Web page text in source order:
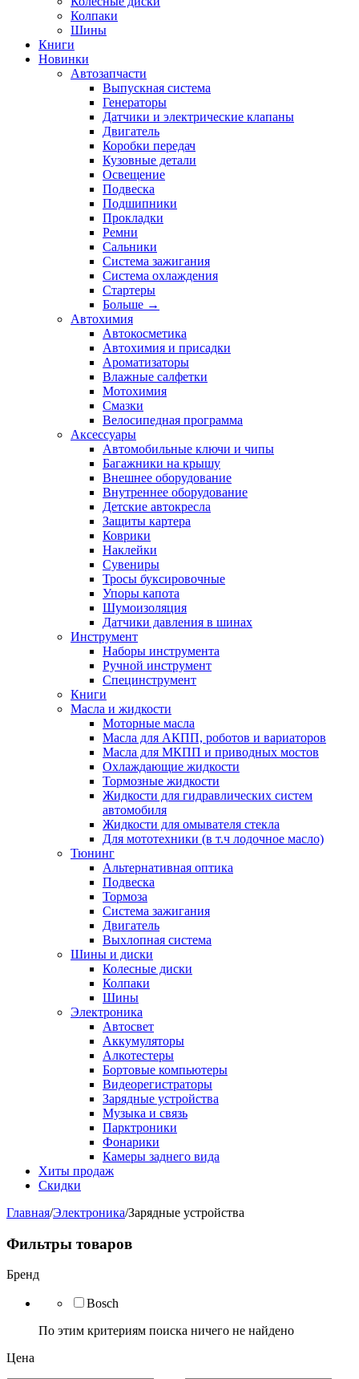
Колпаки
Шины
Книги
Новинки
Автозапчасти
Выпускная система
Генераторы
Датчики и электрические клапаны
Двигатель
Коробки передач
Кузовные детали
Освещение
Подвеска
Подшипники
Прокладки
Ремни
Сальники
Система зажигания
Система охлаждения
Стартеры
Больше →
Автохимия
Автокосметика
Автохимия и присадки
Ароматизаторы
Влажные салфетки
Мотохимия
Смазки
Велосипедная программа
Аксессуары
Автомобильные ключи и чипы
Багажники на крышу
Внешнее оборудование
Внутреннее оборудование
Детские автокресла
Защиты картера
Коврики
Наклейки
Сувениры
Тросы буксировочные
Упоры капота
Шумоизоляция
Датчики давления в шинах
Инструмент
Наборы инструмента
Ручной инструмент
Специнструмент
Книги
Масла и жидкости
Моторные масла
Масла для АКПП, роботов и вариаторов
Масла для МКПП и приводных мостов
Охлаждающие жидкости
Тормозные жидкости
Жидкости для гидравлических систем
автомобиля
Жидкости для омывателя стекла
Для мототехники (в т.ч лодочное масло)
Тюнинг
Альтернативная оптика
Подвеска
Тормоза
Система зажигания
Двигатель
Выхлопная система
Шины и диски
Колесные диски
Колпаки
Шины
Электроника
Автосвет
Аккумуляторы
Алкотестеры
Бортовые компьютеры
Видеорегистраторы
Зарядные устройства
Музыка и связь
Парктроники
Фонарики
Камеры заднего вида
Хиты продаж
Скидки
Главная/Электроника/Зарядные устройства
Фильтры товаров
Бренд
Bosch
По этим критериям поиска ничего не найдено
Цена